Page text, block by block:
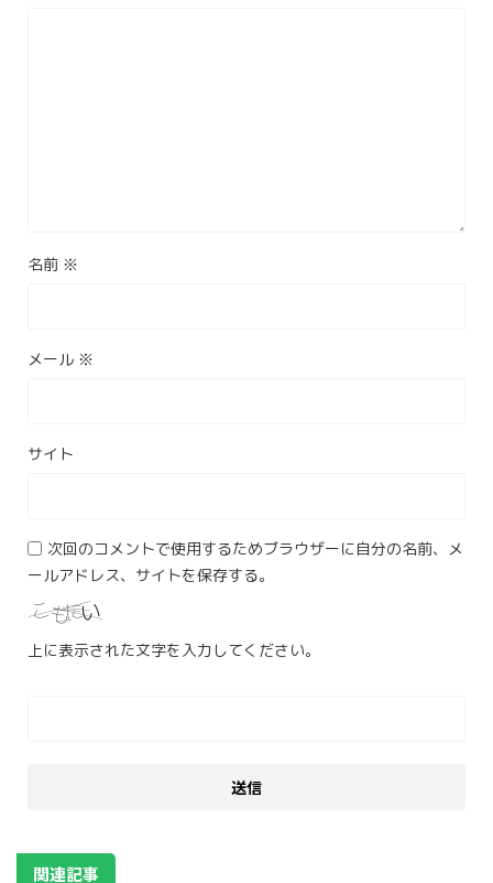
名前 ※
メール ※
サイト
次回のコメントで使用するためブラウザーに自分の名前、メ
ールアドレス、サイトを保存する。
上に表示された文字を入力してください。
関連記事